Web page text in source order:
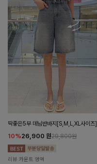
딱좋은5부 데님반바지[S,M,L,XL사이즈]
10%26,900 원29,800원
리뷰 카운트 영역